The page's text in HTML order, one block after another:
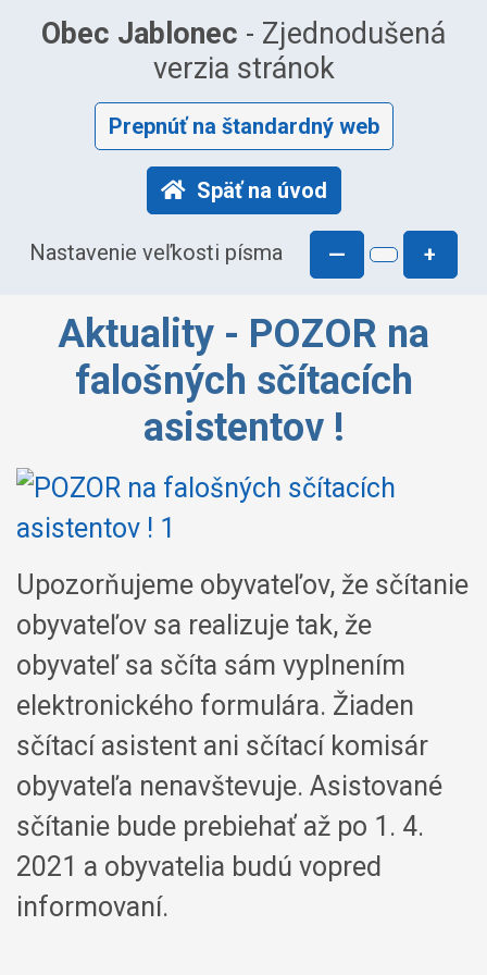
Obec Jablonec - Zjednodušená
verzia stránok
Prepnúť na štandardný web
Späť na úvod
Nastavenie veľkosti písma — +
Aktuality - POZOR na
falošných sčítacích
asistentov !
Upozorňujeme obyvateľov, že sčítanie
obyvateľov sa realizuje tak, že
obyvateľ sa sčíta sám vyplnením
elektronického formulára. Žiaden
sčítací asistent ani sčítací komisár
obyvateľa nenavštevuje. Asistované
sčítanie bude prebiehať až po 1. 4.
2021 a obyvatelia budú vopred
informovaní.